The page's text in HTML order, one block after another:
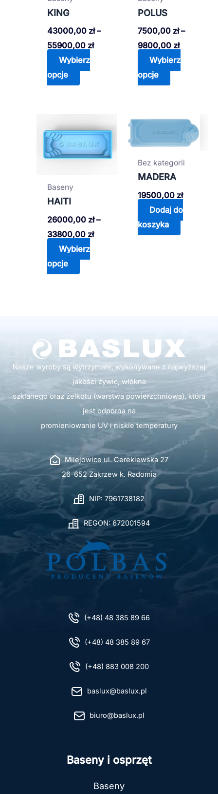
KING
43000,00 zł –
55900,00 zł
Wybierz
opcje
wybrać
na
stronie
POLUS
7500,00 zł –
9800,00 zł
Wybierz
opcje
wybrać
na
stronie
Baseny
HAITI
26000,00 zł –
33800,00 zł
cen:
od
26000,00 zł
do
Wybierz
opcje
produkt
ma
wybrać
na
stronie
Bez kategorii
MADERA
19500,00 zł
Dodaj do
koszyka
Nasze wyroby są wytrzymałe, wykonywane z najwyższej
jakości żywic, włókna
szklanego oraz żelkotu (warstwa powierzchniowa), która
jest odporna na
promieniowanie UV i niskie temperatury
Milejowice ul. Cerekiewska 27
26-652 Zakrzew k. Radomia
NIP: 7961738182
REGON: 672001594
(+48) 48 385 89 66
(+48) 48 385 89 67
(+48) 883 008 200
baslux@baslux.pl
biuro@baslux.pl
Baseny i osprzęt
Baseny